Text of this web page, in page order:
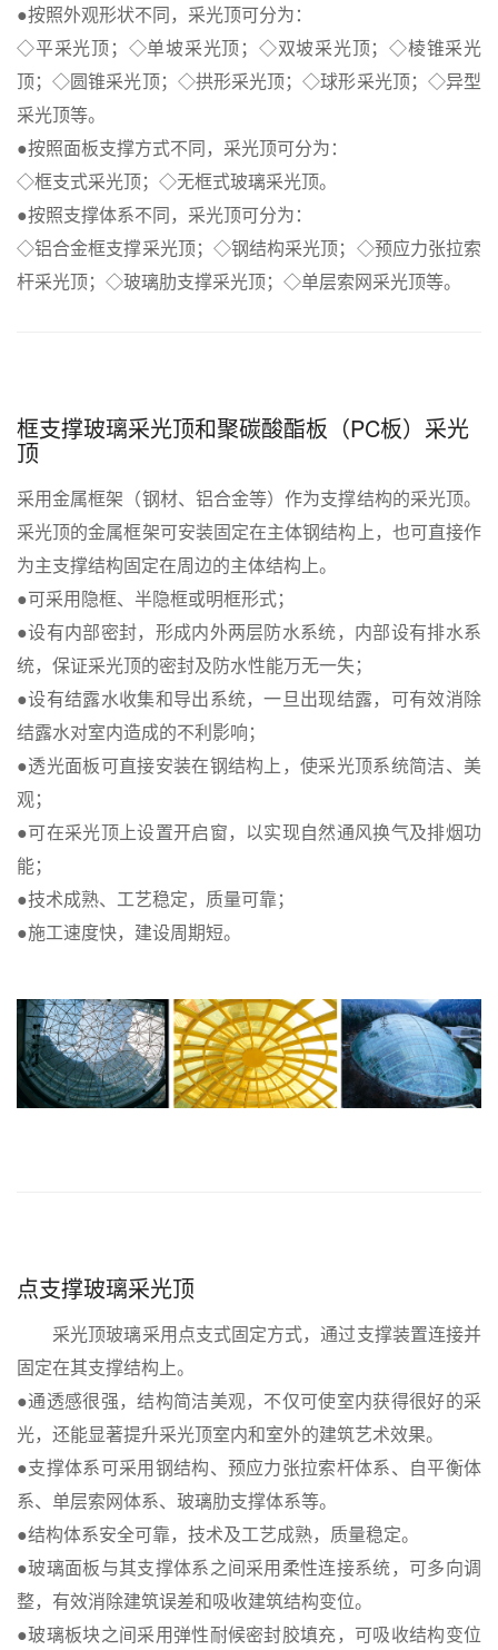
●按照外观形状不同，采光顶可分为：
◇平采光顶；◇单坡采光顶；◇双坡采光顶；◇棱锥采光
顶；◇圆锥采光顶；◇拱形采光顶；◇球形采光顶；◇异型
采光顶等。
●按照面板支撑方式不同，采光顶可分为：
◇框支式采光顶；◇无框式玻璃采光顶。
●按照支撑体系不同，采光顶可分为：
◇铝合金框支撑采光顶；◇钢结构采光顶；◇预应力张拉索
杆采光顶；◇玻璃肋支撑采光顶；◇单层索网采光顶等。
框支撑玻璃采光顶和聚碳酸酯板（PC板）采光
顶
采用金属框架（钢材、铝合金等）作为支撑结构的采光顶。
采光顶的金属框架可安装固定在主体钢结构上，也可直接作
为主支撑结构固定在周边的主体结构上。
●可采用隐框、半隐框或明框形式；
●设有内部密封，形成内外两层防水系统，内部设有排水系
统，保证采光顶的密封及防水性能万无一失；
●设有结露水收集和导出系统，一旦出现结露，可有效消除
结露水对室内造成的不利影响；
●透光面板可直接安装在钢结构上，使采光顶系统简洁、美
观；
●可在采光顶上设置开启窗，以实现自然通风换气及排烟功
能；
●技术成熟、工艺稳定，质量可靠；
●施工速度快，建设周期短。
点支撑玻璃采光顶
采光顶玻璃采用点支式固定方式，通过支撑装置连接并
固定在其支撑结构上。
●通透感很强，结构简洁美观，不仅可使室内获得很好的采
光，还能显著提升采光顶室内和室外的建筑艺术效果。
●支撑体系可采用钢结构、预应力张拉索杆体系、自平衡体
系、单层索网体系、玻璃肋支撑体系等。
●结构体系安全可靠，技术及工艺成熟，质量稳定。
●玻璃面板与其支撑体系之间采用柔性连接系统，可多向调
整，有效消除建筑误差和吸收建筑结构变位。
●玻璃板块之间采用弹性耐候密封胶填充，可吸收结构变位